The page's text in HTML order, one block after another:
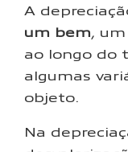
A
um bem ,
ao longo do
algumas
objeto.
Na